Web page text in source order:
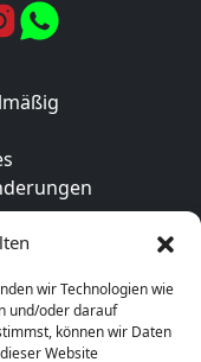
wir Technologien wie
und/oder darauf
können wir Daten
Website
Online-
Bitte